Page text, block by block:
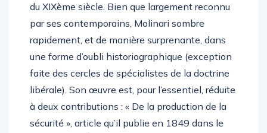
du XIXème siècle. Bien que largement reconnu
par ses contemporains, Molinari sombre
rapidement, et de manière surprenante, dans
une forme d’oubli historiographique (exception
faite des cercles de spécialistes de la doctrine
libérale). Son œuvre est, pour l’essentiel, réduite
à deux contributions : « De la production de la
sécurité », article qu’il publie en 1849 dans le